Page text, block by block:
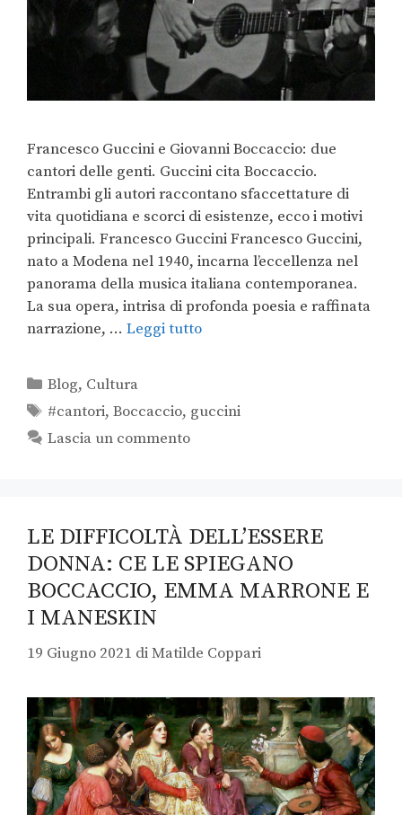
Francesco Guccini e Giovanni Boccaccio: due
cantori delle genti. Guccini cita Boccaccio.
Entrambi gli autori raccontano sfaccettature di
vita quotidiana e scorci di esistenze, ecco i motivi
principali. Francesco Guccini Francesco Guccini,
nato a Modena nel 1940, incarna l’eccellenza nel
panorama della musica italiana contemporanea.
La sua opera, intrisa di profonda poesia e raffinata
narrazione, … Leggi tutto
Blog, Cultura
#cantori,Boccaccio, guccini
Lascia un commento
LE DIFFICOLTÀ DELL’ESSERE
DONNA: CE LE SPIEGANO
BOCCACCIO, EMMA MARRONE E
I MANESKIN
19 Giugno 2021 diMatilde Coppari